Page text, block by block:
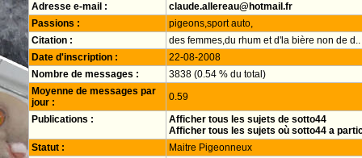
Adresse e-mail :
claude.allereau@hotmail.fr
Passions :
pigeons,sport auto,
Citation :
des femmes,du rhum et d'la bière non de d..
Date d'inscription :
22-08-2008
Nombre de messages :
3838 (0.54 % du total)
Moyenne de messages par
jour :
0.59
Publications :
Afficher tous les sujets de sotto44
Afficher tous les sujets où sotto44 a
Statut :
Maitre Pigeonneux